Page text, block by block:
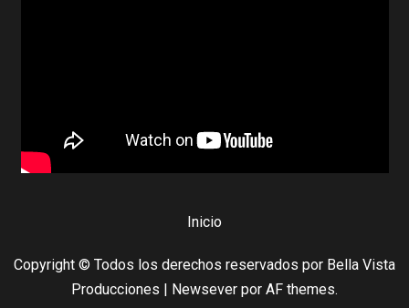
Inicio
Copyright © Todos los derechos reservados por Bella Vista
Producciones | Newsever por AF themes.